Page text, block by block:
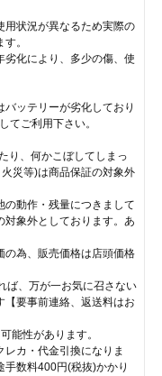
状況が異なるため実際の
。
化により、多少の傷、使
ッテリーが劣化しており
てご利用下さい。
り、何かこぼしてしまっ
災等)は商品保証の対象外
動作・残量につきまして
対象外としております。あ
為、販売価格は店頭価格
ば、万が一お気に召さない
【要事前連絡、返送料はお
能性があります。
カ・代金引換になりま
数料400円(税抜)かかり